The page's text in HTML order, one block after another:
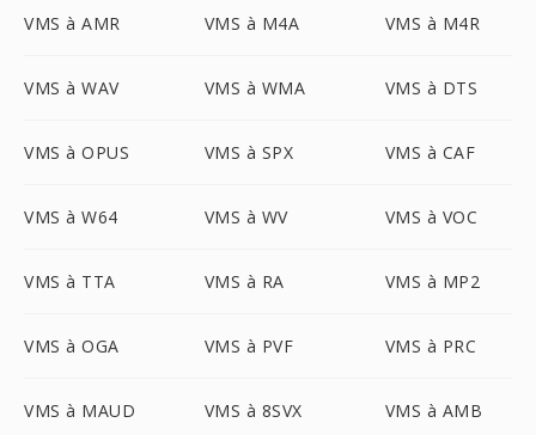
VMS à AMR VMS à M4A VMS à M4R
VMS à WAV VMS à WMA VMS à DTS
VMS à OPUS VMS à SPX VMS à CAF
VMS à W64 VMS à WV VMS à VOC
VMS à TTA VMS à RA VMS à MP2
VMS à OGA VMS à PVF VMS à PRC
VMS à MAUD VMS à 8SVX VMS à AMB